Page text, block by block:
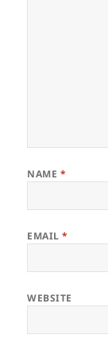
NAME *
EMAIL*
WEBSITE